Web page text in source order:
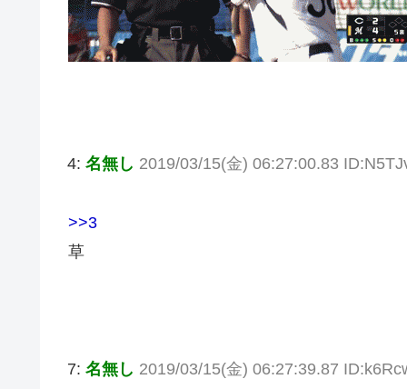
4: 名無し 2019/03/15(金) 06:27:00.83
>>3
草
7: 名無し 2019/03/15(金) 06:27:39.87